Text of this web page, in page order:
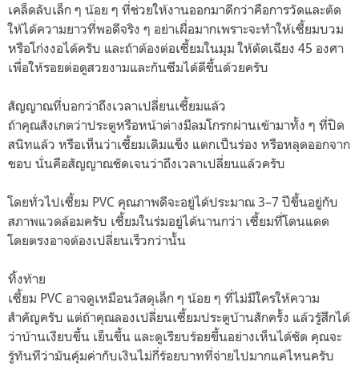
เคล็ดลับเล็ก ๆ น้อย ๆ ที่ช่วยให้งานออกมาดีกว่าคือการวัดและตัด
ให้ได้ความยาวที่พอดีจริง ๆ อย่าเผื่อมากเพราะจะทำให้เซี้ยมบวม
หรือโก่งงอได้ครับ และถ้าต้องต่อเซี้ยมในมุม ให้ตัดเฉียง 45 องศา
เพื่อให้รอยต่อดูสวยงามและกันซึมได้ดีขึ้นด้วยครับ
สัญญาณที่บอกว่าถึงเวลาเปลี่ยนเซี้ยมแล้ว
ถ้าคุณสังเกตว่าประตูหรือหน้าต่างมีลมโกรกผ่านเข้ามาทั้ง ๆ ที่ปิด
สนิทแล้ว หรือเห็นว่าเซี้ยมเดิมแข็ง แตกเป็นร่อง หรือหลุดออกจาก
ขอบ นั่นคือสัญญาณชัดเจนว่าถึงเวลาเปลี่ยนแล้วครับ
โดยทั่วไปเซี้ยม PVC คุณภาพดีจะอยู่ได้ประมาณ 3–7 ปีขึ้นอยู่กับ
สภาพแวดล้อมครับ เซี้ยมในร่มอยู่ได้นานกว่า เซี้ยมที่โดนแดด
โดยตรงอาจต้องเปลี่ยนเร็วกว่านั้น
ทิ้งท้าย
เซี้ยม PVC อาจดูเหมือนวัสดุเล็ก ๆ น้อย ๆ ที่ไม่มีใครให้ความ
สำคัญครับ แต่ถ้าคุณลองเปลี่ยนเซี้ยมประตูบ้านสักครั้ง แล้วรู้สึกได้
ว่าบ้านเงียบขึ้น เย็นขึ้น และดูเรียบร้อยขึ้นอย่างเห็นได้ชัด คุณจะ
รู้ทันทีว่ามันคุ้มค่ากับเงินไม่กี่ร้อยบาทที่จ่ายไปมากแค่ไหนครับ